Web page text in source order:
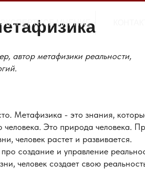
ЭКСПЕРТНОЕ МНЕНИЕ
ЭКСПЕРТНОЕ МНЕНИЕ
автор метафизики реальности,
Метафизика - это знания,
человека. Это природа человека.
человек растет и развивается.
создание и управление
человек создает свою